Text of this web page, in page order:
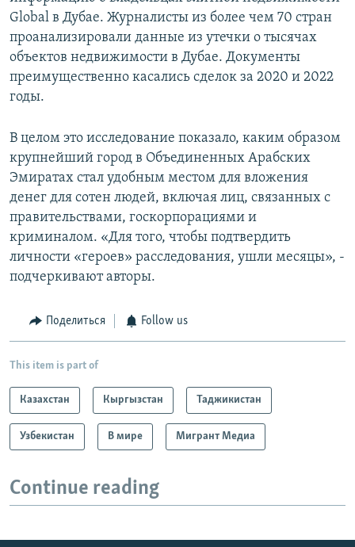
Global в Дубае. Журналисты из более чем 70 стран
проанализировали данные из утечки о тысячах
объектов недвижимости в Дубае. Документы
преимущественно касались сделок за 2020 и 2022
годы.
В целом это исследование показало, каким образом
крупнейший город в Объединенных Арабских
Эмиратах стал удобным местом для вложения
денег для сотен людей, включая лиц, связанных с
правительствами, госкорпорациями и
криминалом. «Для того, чтобы подтвердить
личности «героев» расследования, ушли месяцы», -
подчеркивают авторы.
Поделиться Follow us
This item is part of
Казахстан Кыргызстан Таджикистан
Узбекистан В мире Мигрант Медиа
Continue reading